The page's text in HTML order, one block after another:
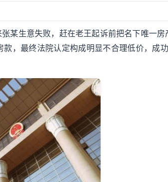
某生意失败，赶在老王起诉前把名下唯一房
，最终法院认定构成明显不合理低价，成